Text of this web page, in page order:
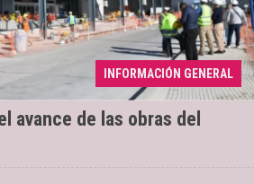
INFORMACIÓN GENERAL
avance de las obras del
registran un 70% de avance